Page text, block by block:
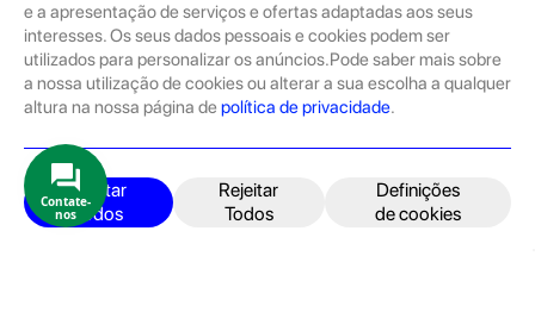
e a apresentação de serviços e ofertas adaptadas aos seus
interesses. Os seus dados pessoais e cookies podem ser
utilizados para personalizar os anúncios.Pode saber mais sobre
a nossa utilização de cookies ou alterar a sua escolha a qualquer
altura na nossa página de política de privacidade.
Aceitar
Todos
Rejeitar
Todos
Definições
de cookies
A GeekStore é a tua loja de produtos seminovos e novos Apple.
Tratam-se de dispositivos com pouco uso, exposição de loja ou
Novos.
Os seminovos são sempre sujeitos a uma inspeção rigorosa
pelas equipas técnicas que connosco trabalham.
Produtos e Serviços
iPhone
iPad
Contate-
nos